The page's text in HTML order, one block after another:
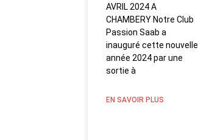
AVRIL 2024 A
CHAMBERY Notre Club
Passion Saab a
inauguré cette nouvelle
année 2024 par une
sortie à
EN SAVOIR PLUS